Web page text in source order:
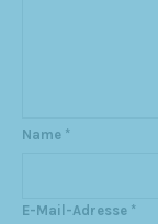
Name *
E-Mail-Adresse *